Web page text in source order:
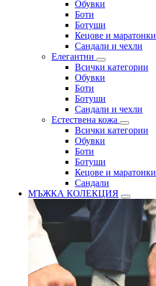
Обувки
Боти
Ботуши
Кецове и маратонки
Сандали и чехли
Елегантни
Всички категории
Обувки
Боти
Ботуши
Сандали и чехли
Естествена кожа
Всички категории
Обувки
Боти
Ботуши
Кецове и маратонки
Сандали
МЪЖКА КОЛЕКЦИЯ